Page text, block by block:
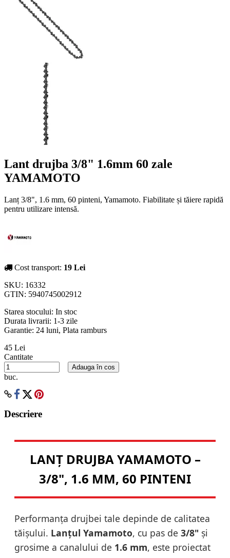
Lant drujba 3/8" 1.6mm 60 zale
YAMAMOTO
Lanț 3/8", 1.6 mm, 60 pinteni, Yamamoto. Fiabilitate și tăiere rapidă
pentru utilizare intensă.
Cost transport: 19 Lei
SKU: 16332
GTIN: 5940745002912
Starea stocului: In stoc
Durata livrarii: 1-3 zile
Garantie: 24 luni, Plata ramburs
45 Lei
Cantitate
buc.
Adauga în cos
Descriere
LANȚ DRUJBA YAMAMOTO –
3/8", 1.6 MM, 60 PINTENI
Performanța drujbei tale depinde de calitatea
tăișului. Lanțul Yamamoto, cu pas de 3/8" și
grosime a canalului de 1.6 mm, este proiectat